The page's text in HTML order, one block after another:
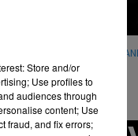
LA TEAM DE
ARIANA
Store and/or
Use profiles to
audiences through
content; Use
fraud, and fix errors;